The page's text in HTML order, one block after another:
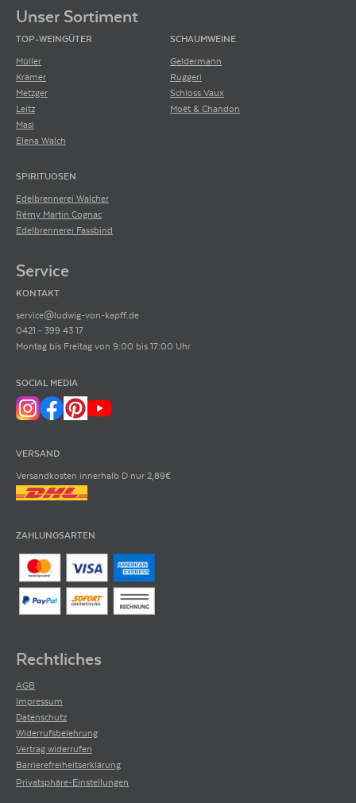
Unser Sortiment
TOP-WEINGÜTER
Müller
Krämer
Metzger
Leitz
Masi
Elena Walch
SCHAUMWEINE
Geldermann
Ruggeri
Schloss Vaux
Moët & Chandon
SPIRITUOSEN
Edelbrennerei Walcher
Rémy Martin Cognac
Edelbrennerei Fassbind
Service
KONTAKT
service@ludwig-von-kapff.de
0421 - 399 43 17
Montag bis Freitag von 9:00 bis 17:00 Uhr
SOCIAL MEDIA
VERSAND
Versandkosten innerhalb D nur 2,89€
ZAHLUNGSARTEN
Rechtliches
AGB
Impressum
Datenschutz
Widerrufsbelehrung
Vertrag widerrufen
Barrierefreiheitserklärung
Privatsphäre-Einstellungen